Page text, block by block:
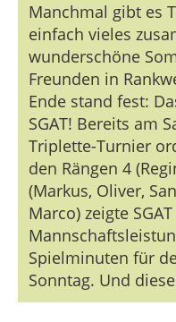
Manchmal gibt es
einfach vieles
wunderschöne
Freunden in
Ende stand fest:
SGAT! Bereits am
Triplette-Turnier
den Rängen 4
(Markus, Oliver,
Marco) zeigte
Spielminuten für
Sonntag. Und